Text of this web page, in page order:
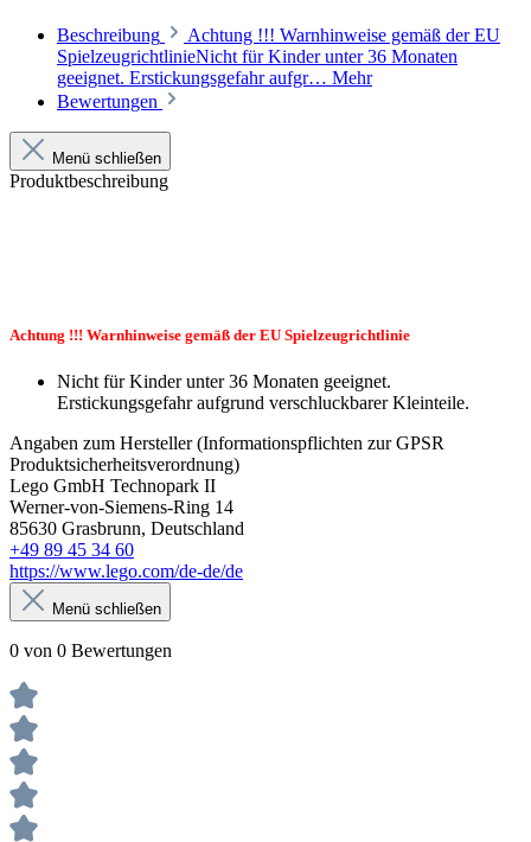
Beschreibung
Achtung !!! Warnhinweise gemäß der EU
SpielzeugrichtlinieNicht für Kinder unter 36 Monaten
geeignet. Erstickungsgefahr aufgr… Mehr
Bewertungen
Menü schließen
Produktbeschreibung
Achtung !!! Warnhinweise gemäß der EU Spielzeugrichtlinie
Nicht für Kinder unter 36 Monaten geeignet.
Erstickungsgefahr aufgrund verschluckbarer Kleinteile.
Angaben zum Hersteller (Informationspflichten zur GPSR
Produktsicherheitsverordnung)
Lego GmbH Technopark II
Werner-von-Siemens-Ring 14
85630 Grasbrunn, Deutschland
+49 89 45 34 60
https://www.lego.com/de-de/de
Menü schließen
0 von 0 Bewertungen